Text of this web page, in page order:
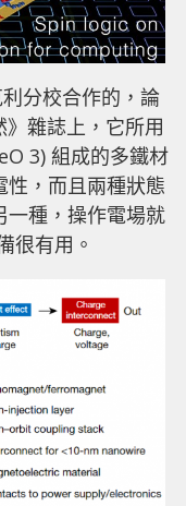
分校合作的，論
雜誌上，它所用
3) 組成的多鐵材
，而且兩種狀態
一種，操作電場就
很有用。